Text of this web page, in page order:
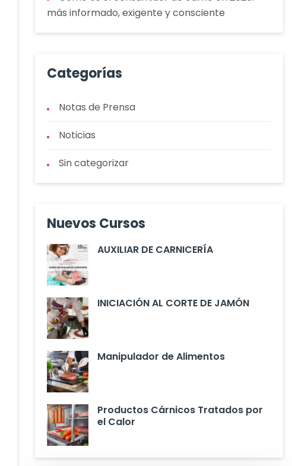
más informado, exigente y consciente
Categorías
Notas de Prensa
Noticias
Sin categorizar
Nuevos Cursos
AUXILIAR DE CARNICERÍA
INICIACIÓN AL CORTE DE JAMÓN
Manipulador de Alimentos
Productos Cárnicos Tratados por
el Calor